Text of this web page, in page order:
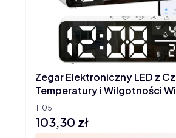
T105
Zegar Elektroniczny LED z
Temperatury i Wilgotności
Cena
103,30 zł